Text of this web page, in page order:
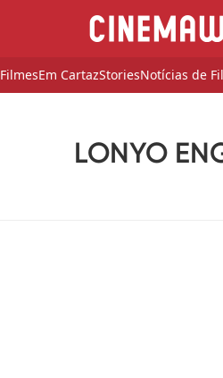
FilmesEm CartazStoriesNotícias de
LONYO